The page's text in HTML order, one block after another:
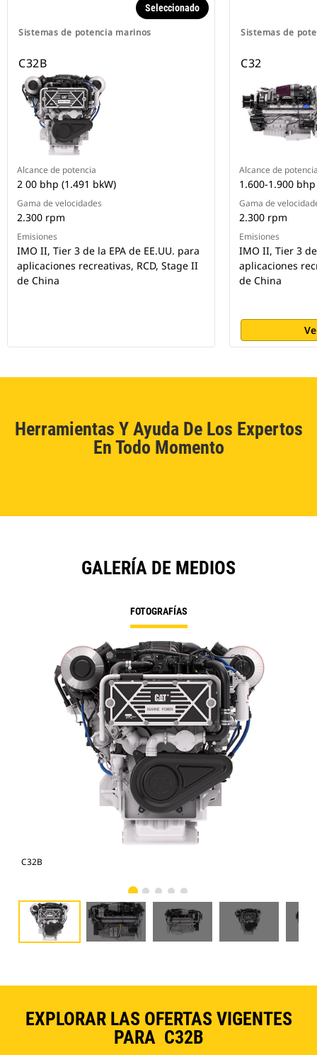
Sistemas de potencia marinos
Seleccionado
C32B
Alcance de potencia
2 00 bhp (1.491 bkW)
Gama de velocidades
2.300 rpm
Emisiones
IMO II, Tier 3 de la EPA de EE.UU. para
aplicaciones recreativas, RCD, Stage II
de China
Sistemas de
C32
Alcance de
1.600-1.900
Gama de
2.300 rpm
Emisiones
IMO II, Tier 3 de
aplicaciones
de China
Herramientas Y Ayuda De Los Expertos
En Todo Momento
GALERÍA DE MEDIOS
FOTOGRAFÍAS
C32B
EXPLORAR LAS OFERTAS VIGENTES
PARA C32B